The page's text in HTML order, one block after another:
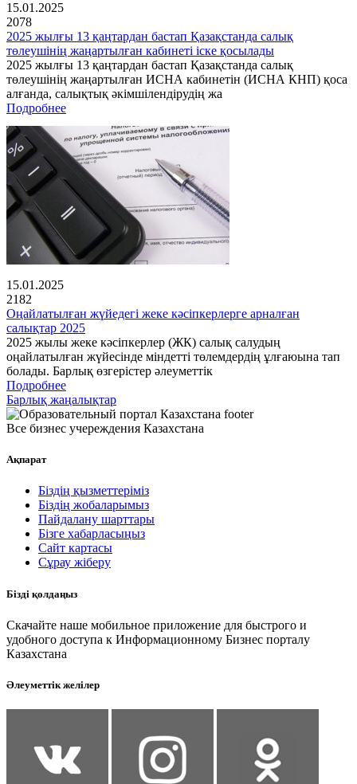
15.01.2025
2078
2025 жылғы 13 қаңтардан бастап Қазақстанда салық
төлеушінің жаңартылған кабинеті іске қосылады
2025 жылғы 13 қаңтардан бастап Қазақстанда салық
төлеушінің жаңартылған ИСНА кабинетін (ИСНА КНП) қоса
алғанда, салықтық әкімшілендірудің жа
Подробнее
15.01.2025
2182
Оңайлатылған жүйедегі жеке кәсіпкерлерге арналған
салықтар 2025
2025 жылы жеке кәсіпкерлер (ЖК) салық салудың
оңайлатылған жүйесінде міндетті төлемдердің ұлғаюына тап
болады. Барлық өзгерістер әлеуметтік
Подробнее
Барлық жаңалықтар
Все бизнес учереждения Казахстана
Ақпарат
Біздің қызметтеріміз
Біздің жобаларымыз
Пайдалану шарттары
Бізге хабарласыңыз
Сайт картасы
Сұрау жіберу
Бізді қолдаңыз
Скачайте наше мобильное приложение для быстрого и
удобного доступа к Информационному Бизнес порталу
Казахстана
Әлеуметтік желілер